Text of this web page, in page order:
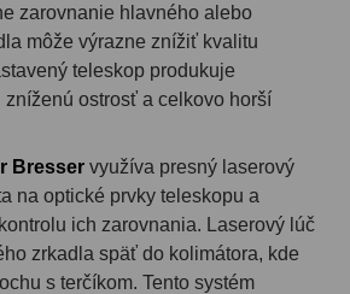
zarovnanie hlavného alebo
môže výrazne znížiť kvalitu
teleskop produkuje
zníženú ostrosť a celkovo horší
Bresser využíva presný laserový
na optické prvky teleskopu a
ich zarovnania. Laserový lúč
zrkadla späť do kolimátora, kde
s terčíkom. Tento systém